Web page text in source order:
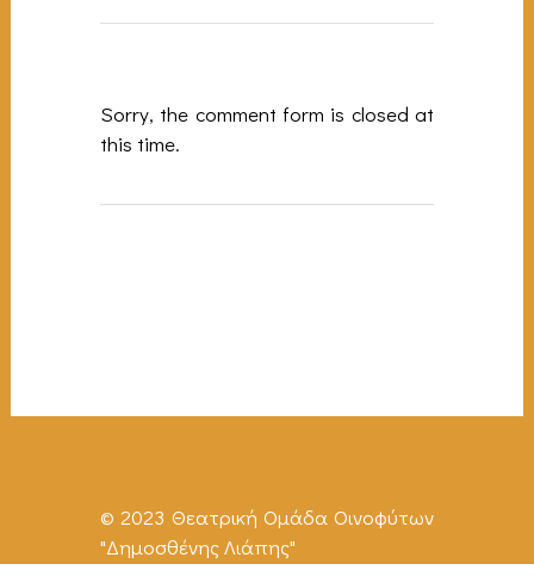
Sorry, the comment form is closed at
this time.
© 2023 Θεατρική Ομάδα Οινοφύτων
"Δημοσθένης Λιάπης"